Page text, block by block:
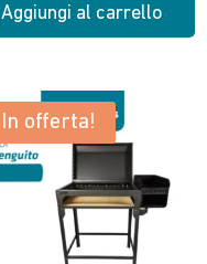
Aggiungi al carrello
In offerta!